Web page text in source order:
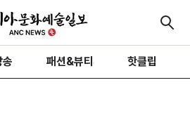
송 패션&뷰티 핫클립